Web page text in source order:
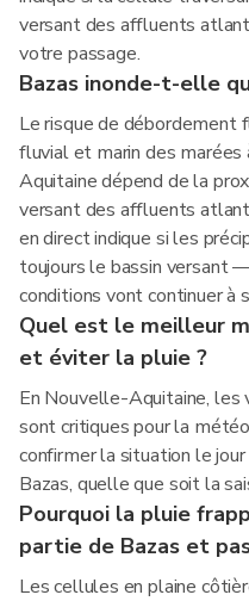
versant des affluents
votre passage.
Bazas inonde-t-elle
Le risque de débordement
fluvial et marin des
Aquitaine dépend de la
versant des affluents
en direct indique si les
toujours le bassin versant
conditions vont continuer à
Quel est le meilleur
et éviter la pluie ?
En Nouvelle-Aquitaine, les
sont critiques pour la
confirmer la situation le
Bazas, quelle que soit la
Pourquoi la pluie
partie de Bazas et
Les cellules en plaine